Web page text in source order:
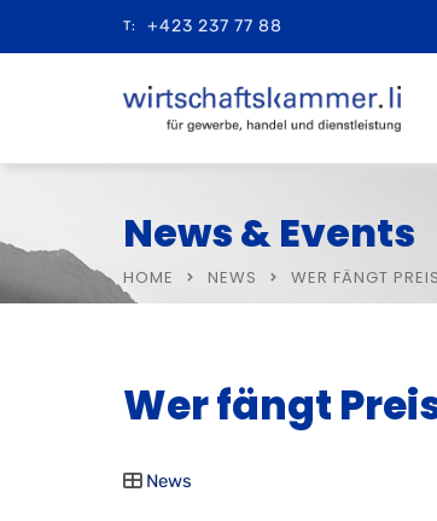
T: +423 237 77 88
News & Events
HOME NEWS WER FÄNGT
Wer fängt
News